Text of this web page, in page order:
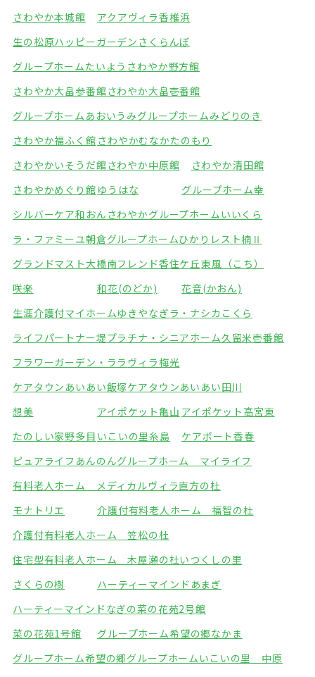
さわやか本城館
アクアヴィラ香椎浜
生の松原ハッピーガーデン さくらんぼ
グループホームたいよう さわやか野方館
さわやか大畠参番館さわやか大畠壱番館
グループホームあおいうみグループホームみどりのき
さわやか福ふく館 さわやかむなかたのもり
さわやかいそうだ館さわやか中原館
さわやか清田館
さわやかめぐり館 ゆうはな
グループホーム幸
シルバーケア和おん さわやかグループホームいいくら
ラ・ファミーユ朝倉グループホームひかり レスト楠Ⅱ
グランドマスト大橋南フレンド香住ケ丘東風（こち）
咲楽
和花(のどか)
花音(かおん)
生涯介護付マイホームゆきやなぎラ・ナシカこくら
ライフパートナー堤プラチナ・シニアホーム久留米壱番館
フラワーガーデン・ララ ヴィラ梅光
ケアタウンあいあい飯塚ケアタウンあいあい田川
想美
アイポケット亀山 アイポケット高宮東
たのしい家野多目 いこいの里糸島
ケアポート香春
ピュアライフあんのんグループホーム マイライフ
有料老人ホーム メディカルヴィラ直方の杜
モナトリエ
介護付有料老人ホーム 福智の杜
介護付有料老人ホーム 笠松の杜
住宅型有料老人ホーム 木屋瀬の杜いつくしの里
さくらの樹
ハーティーマインドあまぎ
ハーティーマインドなぎの菜の花苑2号館
菜の花苑1号館
グループホーム希望の郷なかま
グループホーム希望の郷グループホームいこいの里 中原